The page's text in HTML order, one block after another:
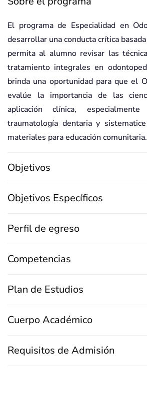
El programa de Especialidad en
desarrollar una conducta crítica
permita al alumno revisar las
tratamiento integrales en
brinda una oportunidad para que el
evalúe la importancia de las
aplicación clínica,
traumatología dentaria y
materiales para educación comunitaria.
Objetivos
Objetivos Específicos
Perfil de egreso
Competencias
Plan de Estudios
Cuerpo Académico
Requisitos de Admisión